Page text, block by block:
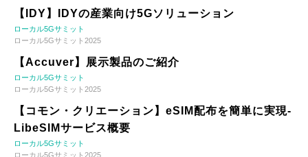
【IDY】IDYの産業向け5Gソリューション
ローカル5Gサミット
ローカル5Gサミット2025
【Accuver】展示製品のご紹介
ローカル5Gサミット
ローカル5Gサミット2025
【コモン・クリエーション】eSIM配布を簡単に実現-
LibeSIMサービス概要
ローカル5Gサミット
ローカル5Gサミット2025